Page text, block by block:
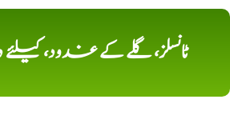
ٹانسلز، گلے کے غدود،